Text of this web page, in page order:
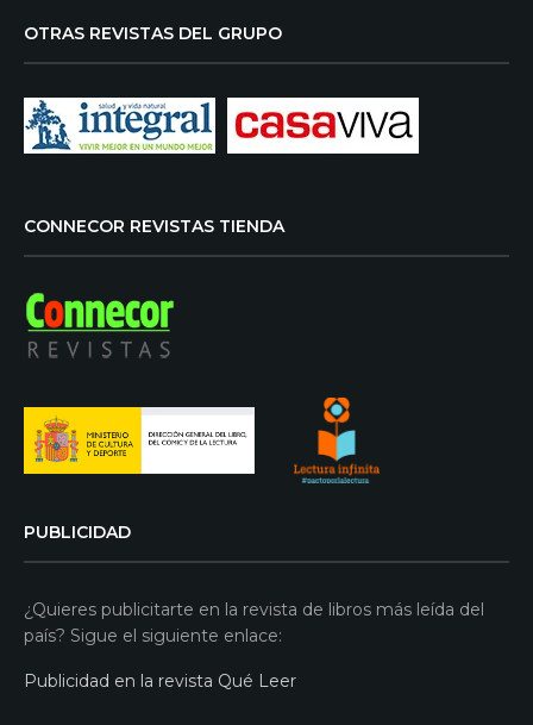
OTRAS REVISTAS DEL GRUPO
CONNECOR REVISTAS TIENDA
PUBLICIDAD
¿Quieres publicitarte en la revista de libros más leída del
país? Sigue el siguiente enlace:
Publicidad en la revista Qué Leer